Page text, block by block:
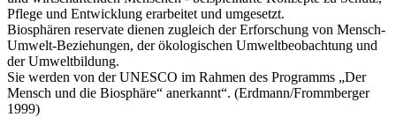
Pflege und Entwicklung erarbeitet und umgesetzt.
Biosphären reservate dienen zugleich der Erforschung von Mensch-
Umwelt-Beziehungen, der ökologischen Umweltbeobachtung und
der Umweltbildung.
Sie werden von der UNESCO im Rahmen des Programms „Der
Mensch und die Biosphäre“ anerkannt“. (Erdmann/Frommberger
1999)